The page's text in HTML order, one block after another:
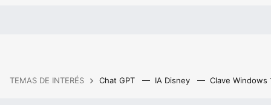
TEMAS DE INTERÉS Chat GPT IA Disney Clave Windows